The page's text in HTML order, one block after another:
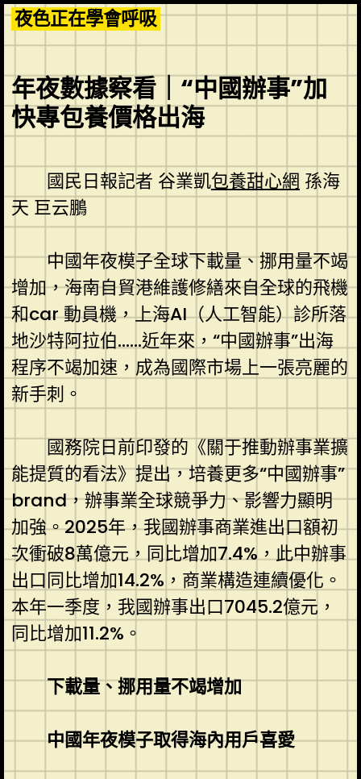
Skip
to
content
夜色正在學會呼吸
年夜數據察看｜“中國辦事”加
快專包養價格出海
國民日報記者 谷業凱包養甜心網 孫海
天 巨云鵬
中國年夜模子全球下載量、挪用量不竭
增加，海南自貿港維護修繕來自全球的飛機
和car 動員機，上海AI（人工智能）診所落
地沙特阿拉伯……近年來，“中國辦事”出海
程序不竭加速，成為國際市場上一張亮麗的
新手刺。
國務院日前印發的《關于推動辦事業擴
能提質的看法》提出，培養更多“中國辦事”
brand，辦事業全球競爭力、影響力顯明
加強。2025年，我國辦事商業進出口額初
次衝破8萬億元，同比增加7.4%，此中辦事
出口同比增加14.2%，商業構造連續優化。
本年一季度，我國辦事出口7045.2億元，
同比增加11.2%。
下載量、挪用量不竭增加
中國年夜模子取得海內用戶喜愛